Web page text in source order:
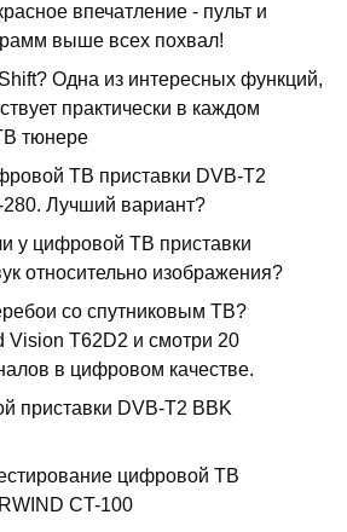
впечатление - пульт и
выше всех похвал!
Одна из интересных функций,
практически в каждом
тюнере
ТВ приставки DVB-T2
Лучший вариант?
у цифровой ТВ приставки
относительно изображения?
со спутниковым ТВ?
Vision T62D2 и смотри 20
в цифровом качестве.
приставки DVB-T2 BBK
цифровой ТВ
CT-100